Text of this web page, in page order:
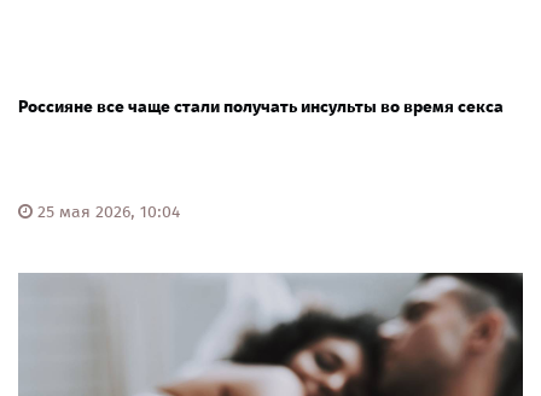
Россияне все чаще стали получать инсульты во время секса
25 мая 2026, 10:04